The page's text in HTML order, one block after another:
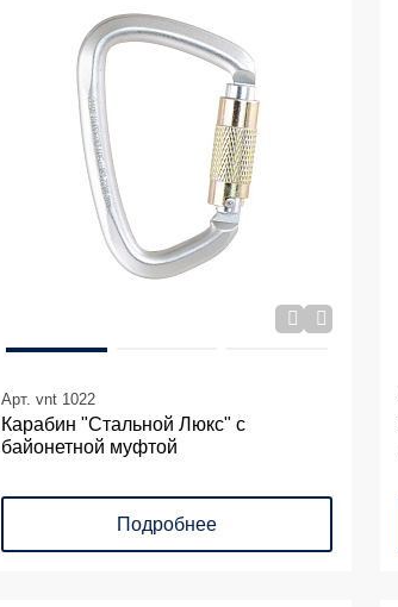
Арт. vnt 1022
Карабин "Стальной Люкс" с
байонетной муфтой
Подробнее